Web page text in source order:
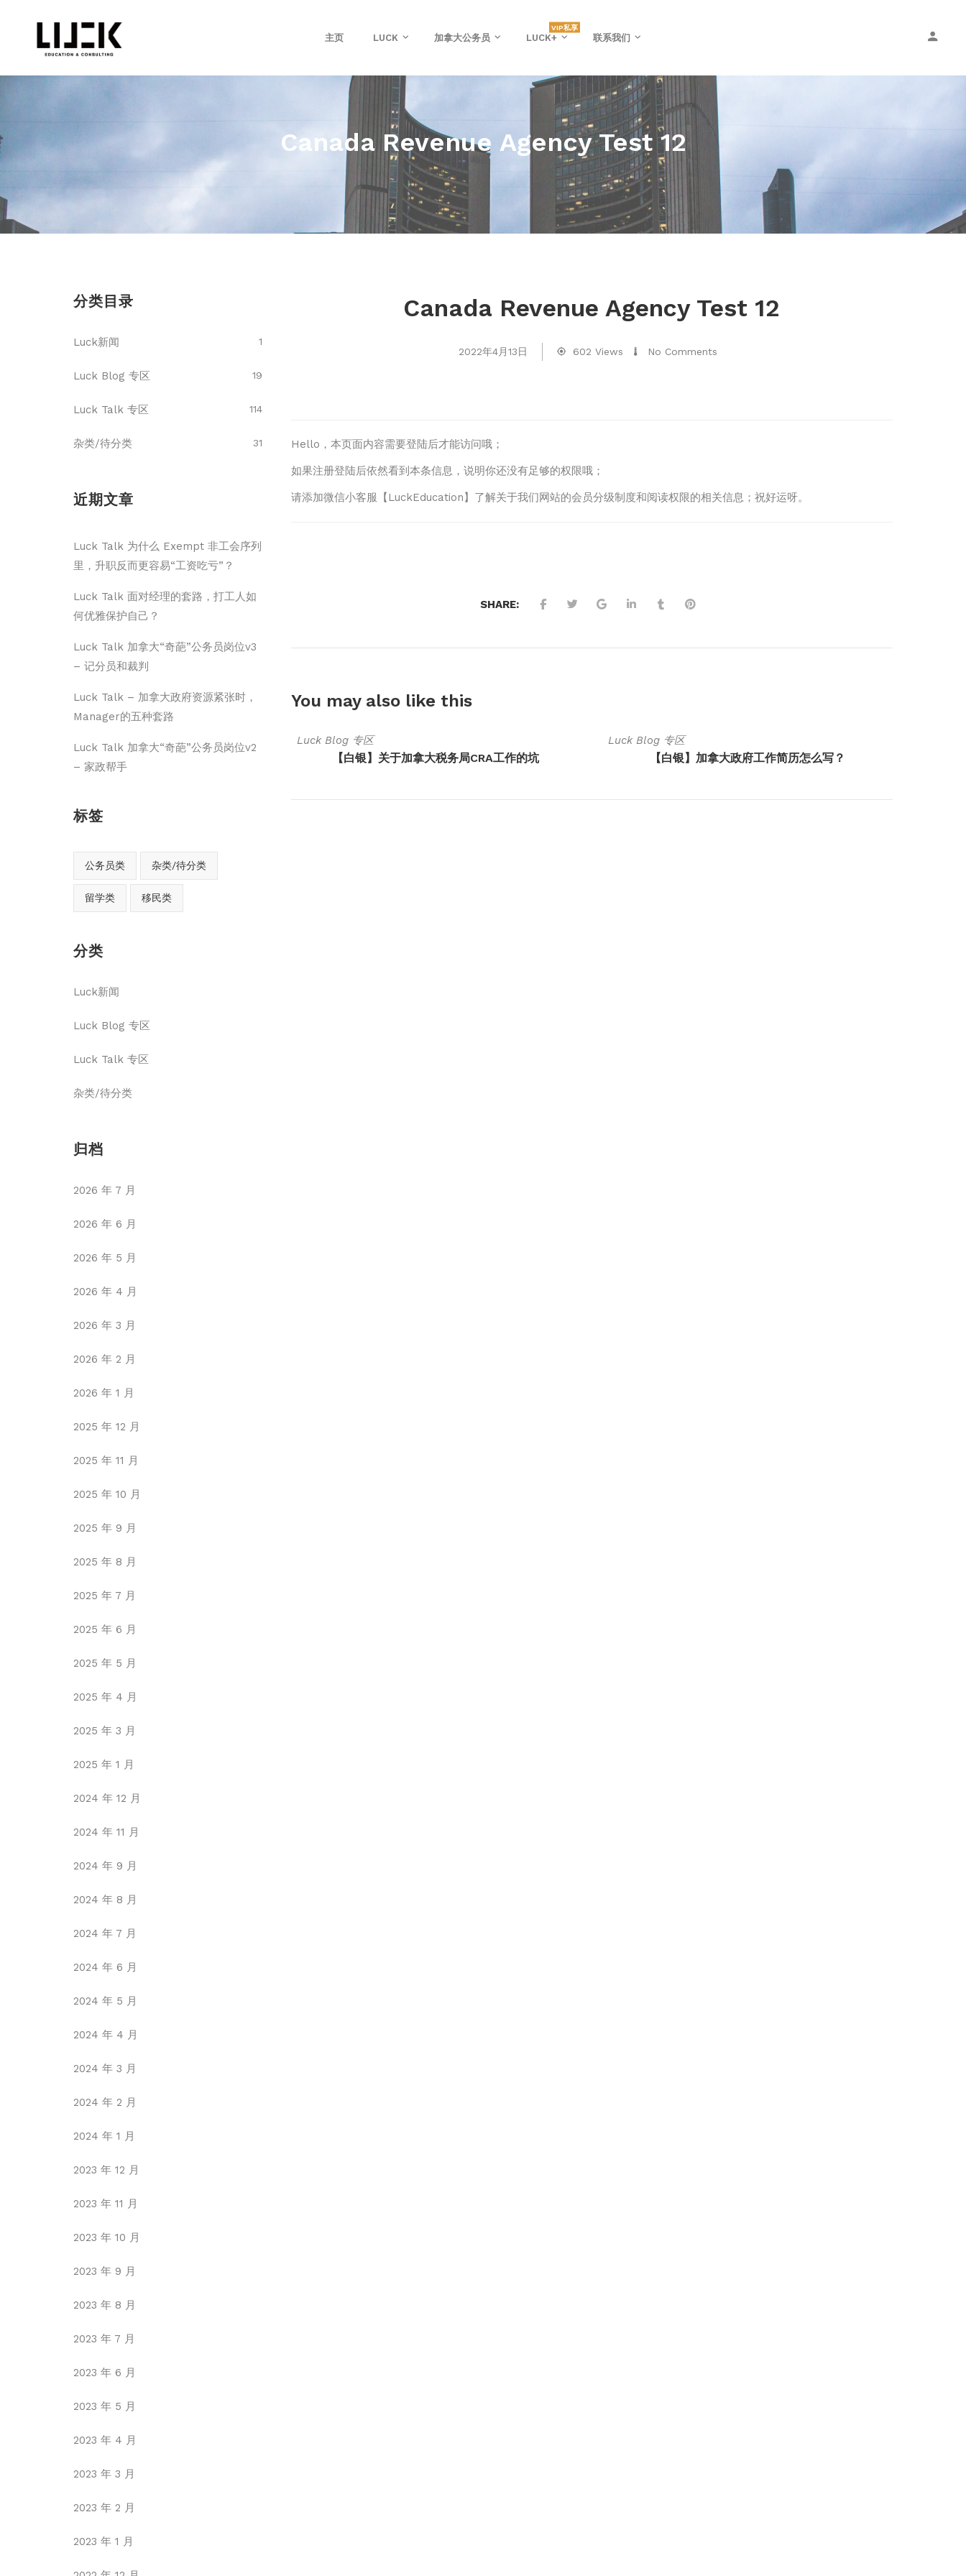
主页 LUCK 加拿大公务员 LUCK+
VIP私享
联系我们
Canada Revenue Agency Test 12
Canada Revenue Agency Test 12
2022年4月13日 602 Views No Comments
Hello，本页面内容需要登陆后才能访问哦；
如果注册登陆后依然看到本条信息，说明你还没有足够的权限哦；
请添加微信小客服【LuckEducation】了解关于我们网站的会员分级制度和阅读权限的相关信息；祝好运呀。
SHARE:
You may also like this
Luck Blog 专区
【白银】关于加拿大税务局CRA工作的坑
Luck Blog 专区
【白银】加拿大政府工作简历怎么写？
分类目录
Luck新闻 1
Luck Blog 专区 19
Luck Talk 专区 114
杂类/待分类 31
近期文章
Luck Talk 为什么 Exempt 非工会序列
里，升职反而更容易“工资吃亏”？
Luck Talk 面对经理的套路，打工人如
何优雅保护自己？
Luck Talk 加拿大“奇葩”公务员岗位v3
– 记分员和裁判
Luck Talk – 加拿大政府资源紧张时，
Manager的五种套路
Luck Talk 加拿大“奇葩”公务员岗位v2
– 家政帮手
标签
公务员类 杂类/待分类
留学类 移民类
分类
Luck新闻
Luck Blog 专区
Luck Talk 专区
杂类/待分类
归档
2026 年 7 月
2026 年 6 月
2026 年 5 月
2026 年 4 月
2026 年 3 月
2026 年 2 月
2026 年 1 月
2025 年 12 月
2025 年 11 月
2025 年 10 月
2025 年 9 月
2025 年 8 月
2025 年 7 月
2025 年 6 月
2025 年 5 月
2025 年 4 月
2025 年 3 月
2025 年 1 月
2024 年 12 月
2024 年 11 月
2024 年 9 月
2024 年 8 月
2024 年 7 月
2024 年 6 月
2024 年 5 月
2024 年 4 月
2024 年 3 月
2024 年 2 月
2024 年 1 月
2023 年 12 月
2023 年 11 月
2023 年 10 月
2023 年 9 月
2023 年 8 月
2023 年 7 月
2023 年 6 月
2023 年 5 月
2023 年 4 月
2023 年 3 月
2023 年 2 月
2023 年 1 月